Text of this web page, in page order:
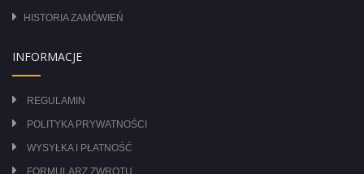
HISTORIA ZAMÓWIEŃ
INFORMACJE
REGULAMIN
POLITYKA PRYWATNOŚCI
WYSYŁKA I PŁATNOŚĆ
FORMULARZ ZWROTU